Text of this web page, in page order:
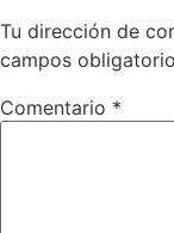
Tu dirección de
campos
Comentario *